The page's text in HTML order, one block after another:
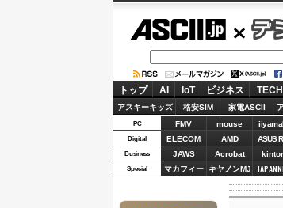
デジ
トップ AI IoT ビジネス TECH
アスキーキッズ 格安SIM 家電ASCII
PC FMV mouse
Digital ELECOM AMD ASUS
Business JAWS Acrobat
Special マカフィー キヤノンMJ